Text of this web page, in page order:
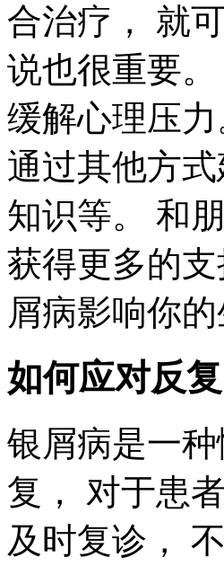
合治疗， 就
说也很重要
缓解心理压
通过其他方
知识等。 和
获得更多的
屑病影响你
如何应对反复
银屑病是一
复， 对于患
及时复诊，